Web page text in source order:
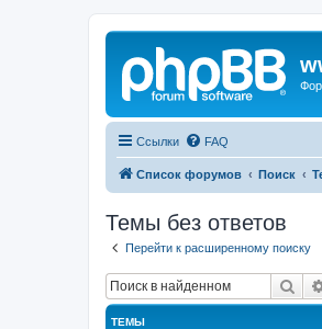
Ссылки FAQ
Список форумов Поиск
Темы без ответов
Перейти к расширенному поиску
ТЕМЫ